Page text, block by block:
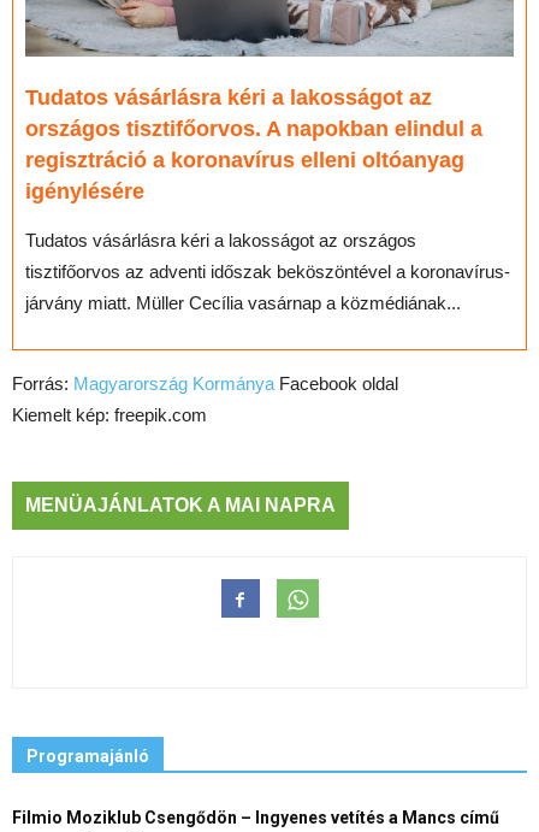
Tudatos vásárlásra kéri a lakosságot az
országos tisztifőorvos. A napokban elindul a
regisztráció a koronavírus elleni oltóanyag
igénylésére
Tudatos vásárlásra kéri a lakosságot az országos
tisztifőorvos az adventi időszak beköszöntével a koronavírus-
járvány miatt. Müller Cecília vasárnap a közmédiának...
Forrás: Magyarország Kormánya Facebook oldal
Kiemelt kép: freepik.com
MENÜAJÁNLATOK A MAI NAPRA
Programajánló
Filmio Moziklub Csengődön – Ingyenes vetítés a Mancs című